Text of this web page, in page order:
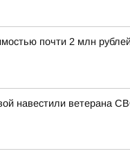
почти 2 млн
навестили ветерана